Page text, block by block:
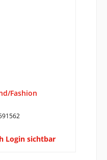
Fashion
Login sichtbar